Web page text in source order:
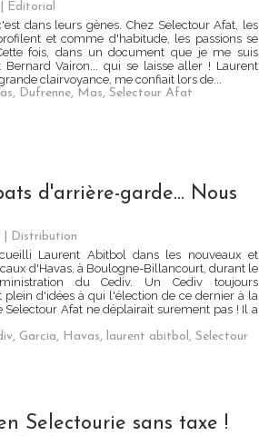
Editorial
dans leurs gènes. Chez Selectour Afat, les
et comme d'habitude, les passions se
fois, dans un document que je me suis
Bernard Vairon... qui se laisse aller ! Laurent
clairvoyance, me confiait lors de...
, Dufrenne, Mas, Selectour Afat
d'arrière-garde... Nous
Distribution
Laurent Abitbol dans les nouveaux et
d'Havas, à Boulogne-Billancourt, durant le
du Cediv. Un Cediv toujours
plein d'idées à qui l'élection de ce dernier à la
Selectour Afat ne déplairait surement pas ! Il a
, Garcia, Havas, laurent abitbol, Selectour
Selectourie sans taxe !